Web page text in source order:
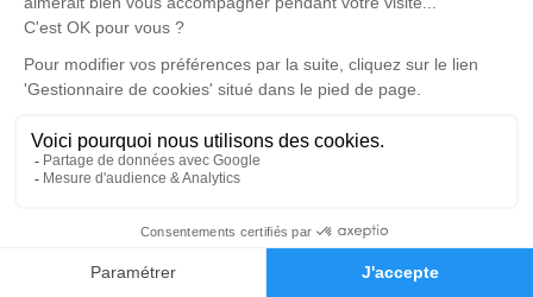
Faire-part Hommages
Un service de plantation d’arbre hommage est
disponible ici.
Je rends hommage
Cérémonie religieuse
Église de Villeneuve-de-la-Raho
66180 Villeneuve-de-la-Raho